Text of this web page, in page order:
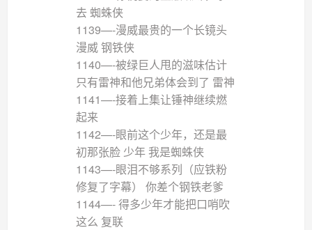
去 蜘蛛侠
1139—-漫威最贵的一个长镜头
漫威 钢铁侠
1140—-被绿巨人甩的滋味估计
只有雷神和他兄弟体会到了 雷神
1141—-接着上集让锤神继续燃
起来
1142—-眼前这个少年，还是最
初那张脸 少年 我是蜘蛛侠
1143—-眼泪不够系列（应铁粉
修复了字幕） 你差个钢铁老爹
1144—- 得多少年才能把口哨吹
这么 复联